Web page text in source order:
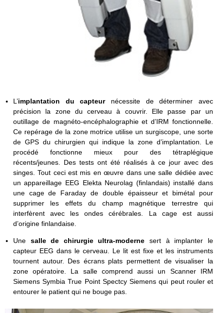
L’implantation du capteur nécessite de déterminer avec
précision la zone du cerveau à couvrir. Elle passe par un
outillage de magnéto-encéphalographie et d’IRM fonctionnelle.
Ce repérage de la zone motrice utilise un surgiscope, une sorte
de GPS du chirurgien qui indique la zone d’implantation. Le
procédé fonctionne mieux pour des tétraplégique
récents/jeunes. Des tests ont été réalisés à ce jour avec des
singes. Tout ceci est mis en œuvre dans une salle dédiée avec
un appareillage EEG Elekta Neurolag (finlandais) installé dans
une cage de Faraday de double épaisseur et bimétal pour
supprimer les effets du champ magnétique terrestre qui
interfèrent avec les ondes cérébrales. La cage est aussi
d’origine finlandaise.
Une salle de chirurgie ultra-moderne sert à implanter le
capteur EEG dans le cerveau. Le lit est fixe et les instruments
tournent autour. Des écrans plats permettent de visualiser la
zone opératoire. La salle comprend aussi un Scanner IRM
Siemens Symbia True Point Spectcy Siemens qui peut rouler et
entourer le patient qui ne bouge pas.